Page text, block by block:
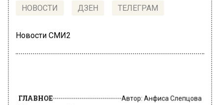
НОВОСТИ ДЗЕН ТЕЛЕГРАМ
Новости СМИ2
Москвичей ждут две сокращенные